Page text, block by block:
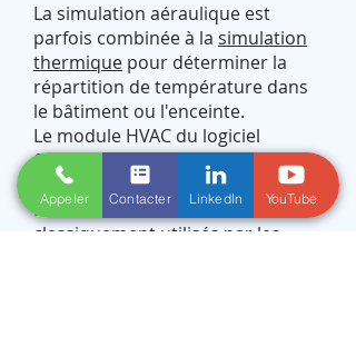
La simulation aéraulique est
parfois combinée à la simulation
thermique pour déterminer la
répartition de température dans
le bâtiment ou l'enceinte.
Le module HVAC du logiciel
SolidWorks Flow Simulationutilisé
par Andheo donne en plus accès
aux critères deconfort
classiquement utilisés par les
Appeler Contacter LinkedIn YouTube